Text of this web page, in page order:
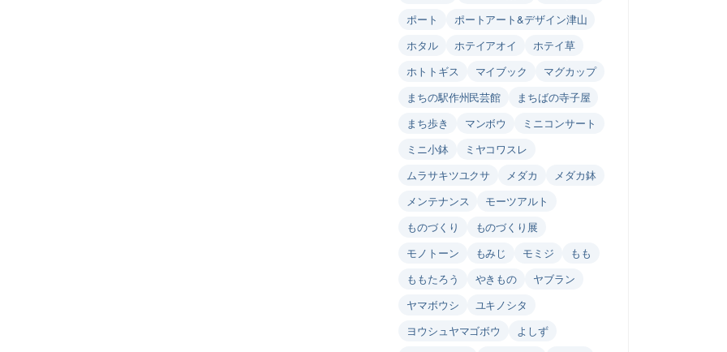
ポート
ポートアート&デザイン津山
ホタル
ホテイアオイ
ホテイ草
ホトトギス
マイブック
マグカップ
まちの駅作州民芸館
まちばの寺子屋
まち歩き
マンボウ
ミニコンサート
ミニ小鉢
ミヤコワスレ
ムラサキツユクサ
メダカ
メダカ鉢
メンテナンス
モーツアルト
ものづくり
ものづくり展
モノトーン
もみじ モミジ
もも
ももたろう
やきもの
ヤブラン
ヤマボウシ
ユキノシタ
ヨウシュヤマゴボウ
よしず